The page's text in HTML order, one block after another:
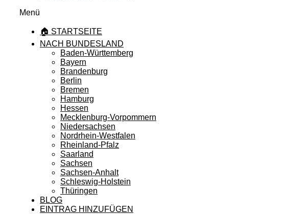
Menü
🏠 STARTSEITE
NACH BUNDESLAND
Baden-Württemberg
Bayern
Brandenburg
Berlin
Bremen
Hamburg
Hessen
Mecklenburg-Vorpommern
Niedersachsen
Nordrhein-Westfalen
Rheinland-Pfalz
Saarland
Sachsen
Sachsen-Anhalt
Schleswig-Holstein
Thüringen
BLOG
EINTRAG HINZUFÜGEN